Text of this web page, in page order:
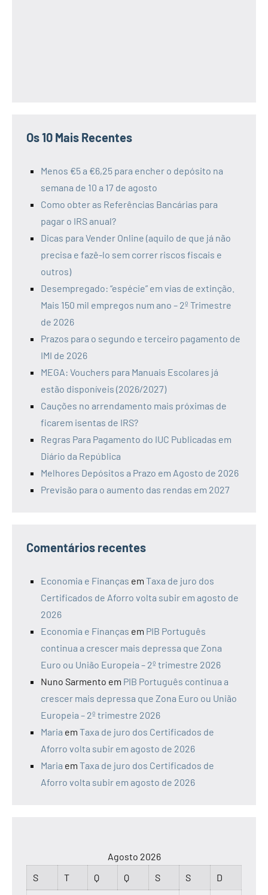
Os 10 Mais Recentes
Menos €5 a €6,25 para encher o depósito na
semana de 10 a 17 de agosto
Como obter as Referências Bancárias para
pagar o IRS anual?
Dicas para Vender Online (aquilo de que já não
precisa e fazê-lo sem correr riscos fiscais e
outros)
Desempregado: “espécie” em vias de extinção.
Mais 150 mil empregos num ano – 2º Trimestre
de 2026
Prazos para o segundo e terceiro pagamento de
IMI de 2026
MEGA: Vouchers para Manuais Escolares já
estão disponíveis (2026/2027)
Cauções no arrendamento mais próximas de
ficarem isentas de IRS?
Regras Para Pagamento do IUC Publicadas em
Diário da República
Melhores Depósitos a Prazo em Agosto de 2026
Previsão para o aumento das rendas em 2027
Comentários recentes
Economia e Finanças em Taxa de juro dos
Certificados de Aforro volta subir em agosto de
2026
Economia e Finanças em PIB Português
continua a crescer mais depressa que Zona
Euro ou União Europeia – 2º trimestre 2026
Nuno Sarmento em PIB Português continua a
crescer mais depressa que Zona Euro ou União
Europeia – 2º trimestre 2026
Maria em Taxa de juro dos Certificados de
Aforro volta subir em agosto de 2026
Maria em Taxa de juro dos Certificados de
Aforro volta subir em agosto de 2026
Agosto 2026
S
T Q Q S S D